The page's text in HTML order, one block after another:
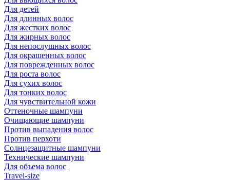
Для детей
Для длинных волос
Для жестких волос
Для жирных волос
Для непослушных волос
Для окрашенных волос
Для поврежденных волос
Для роста волос
Для сухих волос
Для тонких волос
Для чувствительной кожи
Оттеночные шампуни
Очищающие шампуни
Против выпадения волос
Против перхоти
Солнцезащитные шампуни
Технические шампуни
Для объема волос
Travel-size